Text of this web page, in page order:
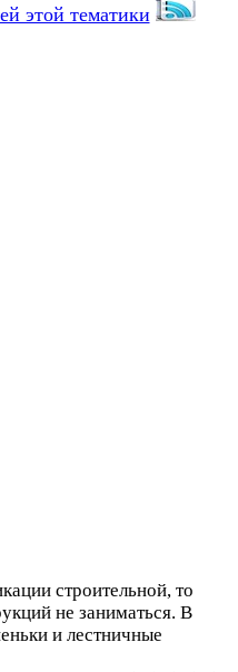
этой тематики
строительной, то
не заниматься. В
и лестничные